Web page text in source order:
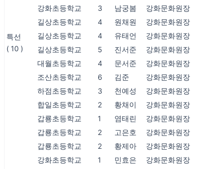
특선
( 10 )
강화초등학교
3 남궁봄
강화문화원장
길상초등학교
4 원채원
강화문화원장
길상초등학교
4 유태언
강화문화원장
길상초등학교
5 진서준
강화문화원장
대월초등학교
4 문서준
강화문화원장
조산초등학교
6 김준
강화문화원장
하점초등학교
3 천예성
강화문화원장
합일초등학교
2 황채이 강화문화원장
갑룡초등학교 1 염태린
강화문화원장
갑룡초등학교
2 고은호
강화문화원장
갑룡초등학교
2 황제아
강화문화원장
강화초등학교
1 민효은
강화문화원장